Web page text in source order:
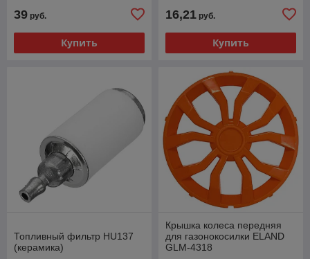
39 руб.
Купить
16,21 руб.
Купить
Топливный фильтр HU137
(керамика)
Крышка колеса передняя
для газонокосилки ELAND
GLM-4318